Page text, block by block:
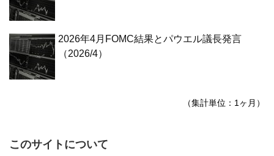
2026年4月FOMC結果とパウエル議長発言
（2026/4）
（集計単位：1ヶ月）
このサイトについて